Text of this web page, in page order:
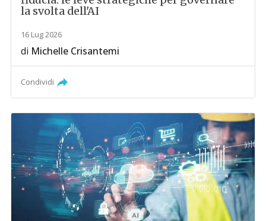
la svolta dell'AI
16 Lug 2026
di Michelle Crisantemi
Condividi